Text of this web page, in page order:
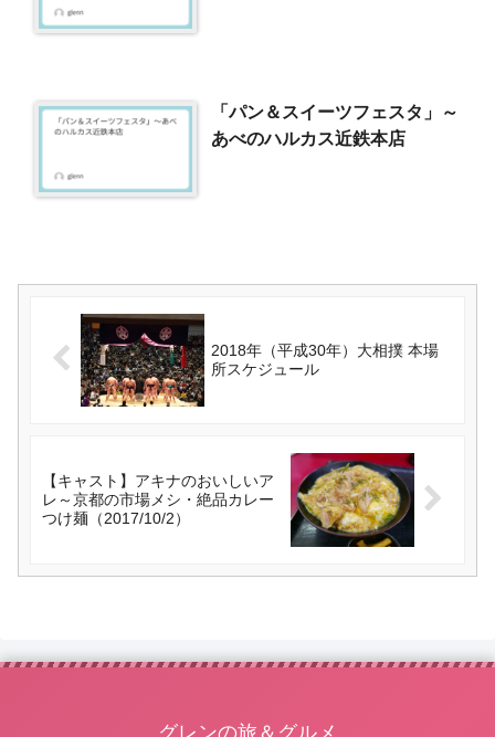
「パン＆スイーツフェスタ」～
あべのハルカス近鉄本店
2018年（平成30年）大相撲 本場
所スケジュール
【キャスト】アキナのおいしいア
レ～京都の市場メシ・絶品カレー
つけ麺（2017/10/2）
グレンの旅＆グルメ